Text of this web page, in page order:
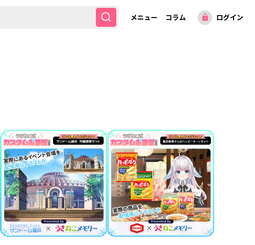
メニュー コラム lock ログイン